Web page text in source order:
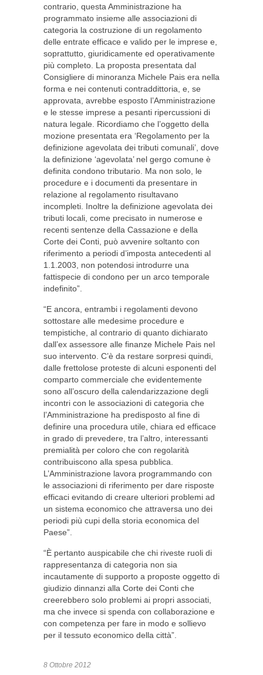
contrario, questa Amministrazione ha
programmato insieme alle associazioni di
categoria la costruzione di un regolamento
delle entrate efficace e valido per le imprese e,
soprattutto, giuridicamente ed operativamente
più completo. La proposta presentata dal
Consigliere di minoranza Michele Pais era nella
forma e nei contenuti contraddittoria, e, se
approvata, avrebbe esposto l’Amministrazione
e le stesse imprese a pesanti ripercussioni di
natura legale. Ricordiamo che l’oggetto della
mozione presentata era ‘Regolamento per la
definizione agevolata dei tributi comunali’, dove
la definizione ‘agevolata’ nel gergo comune è
definita condono tributario. Ma non solo, le
procedure e i documenti da presentare in
relazione al regolamento risultavano
incompleti. Inoltre la definizione agevolata dei
tributi locali, come precisato in numerose e
recenti sentenze della Cassazione e della
Corte dei Conti, può avvenire soltanto con
riferimento a periodi d’imposta antecedenti al
1.1.2003, non potendosi introdurre una
fattispecie di condono per un arco temporale
indefinito”.
“E ancora, entrambi i regolamenti devono
sottostare alle medesime procedure e
tempistiche, al contrario di quanto dichiarato
dall’ex assessore alle finanze Michele Pais nel
suo intervento. C’è da restare sorpresi quindi,
dalle frettolose proteste di alcuni esponenti del
comparto commerciale che evidentemente
sono all’oscuro della calendarizzazione degli
incontri con le associazioni di categoria che
l’Amministrazione ha predisposto al fine di
definire una procedura utile, chiara ed efficace
in grado di prevedere, tra l’altro, interessanti
premialità per coloro che con regolarità
contribuiscono alla spesa pubblica.
L’Amministrazione lavora programmando con
le associazioni di riferimento per dare risposte
efficaci evitando di creare ulteriori problemi ad
un sistema economico che attraversa uno dei
periodi più cupi della storia economica del
Paese”.
“È pertanto auspicabile che chi riveste ruoli di
rappresentanza di categoria non sia
incautamente di supporto a proposte oggetto di
giudizio dinnanzi alla Corte dei Conti che
creerebbero solo problemi ai propri associati,
ma che invece si spenda con collaborazione e
con competenza per fare in modo e sollievo
per il tessuto economico della città”.
8 Ottobre 2012